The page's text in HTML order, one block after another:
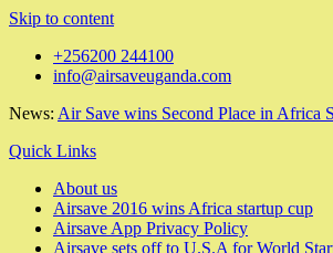
Skip to content
+256200 244100
info@airsaveuganda.com
News: Air Save wins Second Place in Africa
Quick Links
About us
Airsave 2016 wins Africa startup cup
Airsave App Privacy Policy
Airsave sets off to U.S.A for World